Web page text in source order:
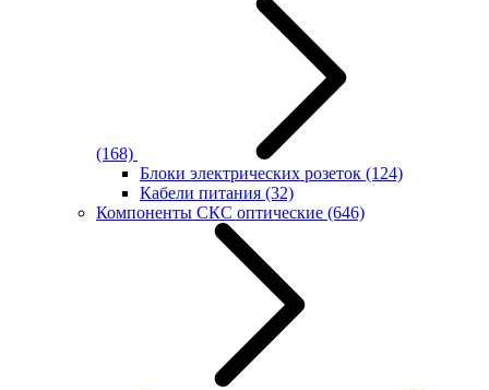
(168)
Блоки электрических розеток (124)
Кабели питания (32)
Компоненты СКС оптические (646)